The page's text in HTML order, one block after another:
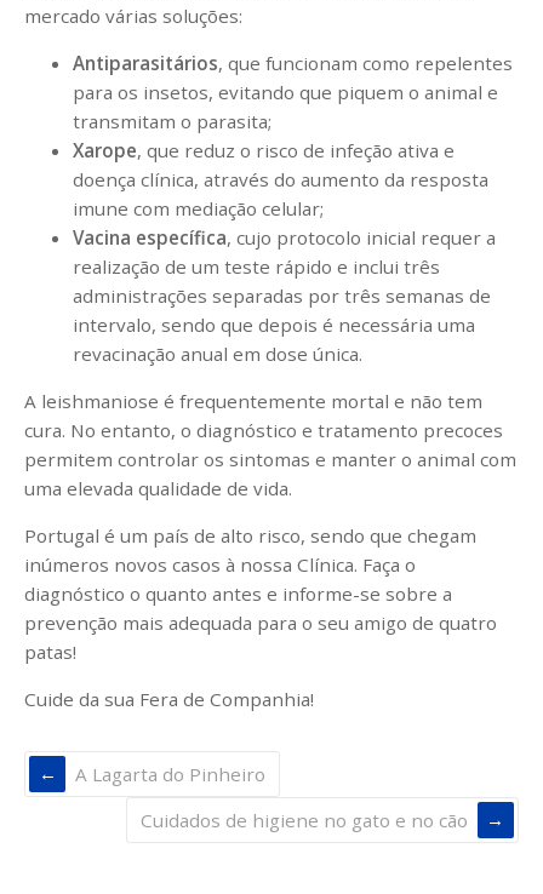
mercado várias soluções:
Antiparasitários, que funcionam como repelentes
para os insetos, evitando que piquem o animal e
transmitam o parasita;
Xarope, que reduz o risco de infeção ativa e
doença clínica, através do aumento da resposta
imune com mediação celular;
Vacina específica, cujo protocolo inicial requer a
realização de um teste rápido e inclui três
administrações separadas por três semanas de
intervalo, sendo que depois é necessária uma
revacinação anual em dose única.
A leishmaniose é frequentemente mortal e não tem
cura. No entanto, o diagnóstico e tratamento precoces
permitem controlar os sintomas e manter o animal com
uma elevada qualidade de vida.
Portugal é um país de alto risco, sendo que chegam
inúmeros novos casos à nossa Clínica. Faça o
diagnóstico o quanto antes e informe-se sobre a
prevenção mais adequada para o seu amigo de quatro
patas!
Cuide da sua Fera de Companhia!
A Lagarta do Pinheiro
Cuidados de higiene no gato e no cão